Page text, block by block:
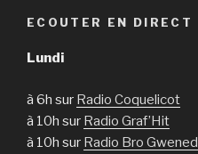
ECOUTER EN DIRECT
Lundi
à 6h sur Radio Coquelicot
à 10h sur Radio Graf’Hit
à 10h sur Radio Bro Gwened